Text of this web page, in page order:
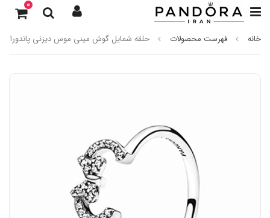
0
خانه فهرست محصولات حلقه شمایل گوش مینی موس دیزنی پاندورا